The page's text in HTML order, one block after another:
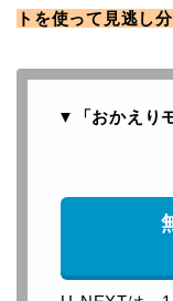
トを使って見逃し
▼「おかえり